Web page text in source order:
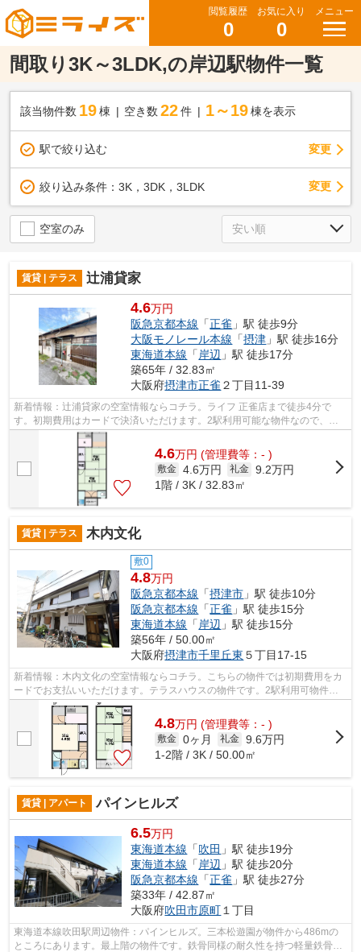
閲覧履歴
0
お気に入り
0
メニュー
間取り3K～3LDK,の岸辺駅物件一覧
該当物件数 19棟 空き数 22 件 1～19 棟を表示
駅で絞り込む 変更
絞り込み条件： 3K，3DK，3LDK 変更
空室のみ
賃貸 | テラス 辻浦貸家
4.6万円
阪急京都本線 「正雀 」駅 徒歩9分
大阪モノレール本線 「摂津 」駅 徒歩16分
東海道本線 「岸辺 」駅 徒歩17分
築65年 / 32.83㎡
大阪府摂津市正雀 ２丁目11-39
新着情報：辻浦貸家の空室情報ならコチラ。ライフ 正雀店まで徒歩4分で
す。初期費用はカードで決済いただけます。2駅利用可能な物件なので、用
途や行き先に応じて経路を選択できます。...
4.6万円 (管理費等：- )
敷金 4.6万円 礼金 9.2万円
1階 / 3K / 32.83㎡
賃貸 | テラス 木内文化
敷0
4.8万円
阪急京都本線 「摂津市 」駅 徒歩10分
阪急京都本線 「正雀 」駅 徒歩15分
東海道本線 「 岸辺 」駅 徒歩15分
築56年 / 50.00㎡
大阪府摂津市千里丘東 ５丁目17-15
新着情報：木内文化の空室情報ならコチラ。こちらの物件では初期費用をカ
ードでお支払いいただけます。テラスハウスの物件です。2駅利用可物件な
ので、よく電車を利用する方にピッタリ...
4.8万円 (管理費等：- )
敷金 0ヶ月 礼金 9.6万円
1-2階 / 3K / 50.00㎡
賃貸 | アパート パインヒルズ
6.5万円
東海道本線 「吹田 」駅 徒歩19分
東海道本線 「 岸辺 」駅 徒歩20分
阪急京都本線 「正雀 」駅 徒歩27分
築33年 / 42.87㎡
大阪府吹田市原町 １丁目
東海道本線吹田駅周辺物件：パインヒルズ。三本松遊園が物件から486mの
ところにあります。最上階の物件です。鉄骨同様の耐久性を持つ軽量鉄骨の